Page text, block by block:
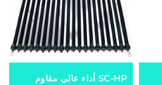
SC-HP أداء عالي مقاوم